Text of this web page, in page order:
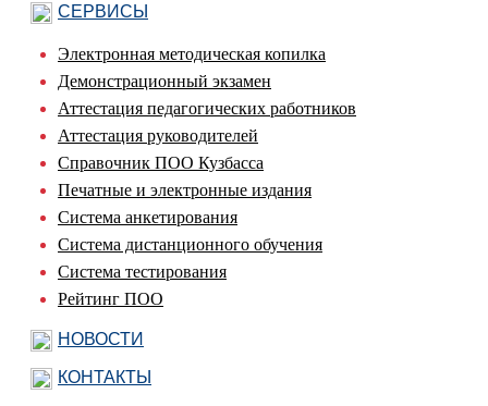
СЕРВИСЫ
Электронная методическая копилка
Демонстрационный экзамен
Аттестация педагогических работников
Аттестация руководителей
Справочник ПОО Кузбасса
Печатные и электронные издания
Система анкетирования
Система дистанционного обучения
Система тестирования
Рейтинг ПОО
НОВОСТИ
КОНТАКТЫ